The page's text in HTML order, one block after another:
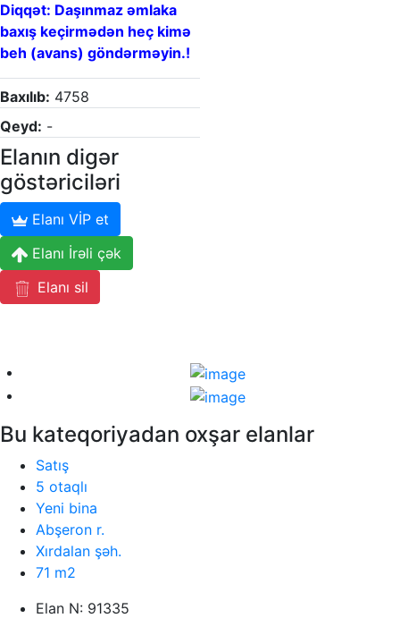
Diqqət: Daşınmaz əmlaka
baxış keçirmədən heç kimə
beh (avans) göndərməyin.!
Baxılıb: 4758
Qeyd: -
Elanın digər
göstəriciləri
Elanı VİP et
Elanı İrəli çək
Elanı sil
Bu kateqoriyadan oxşar elanlar
Satış
5 otaqlı
Yeni bina
Abşeron r.
Xırdalan şəh.
71 m2
Elan N: 91335